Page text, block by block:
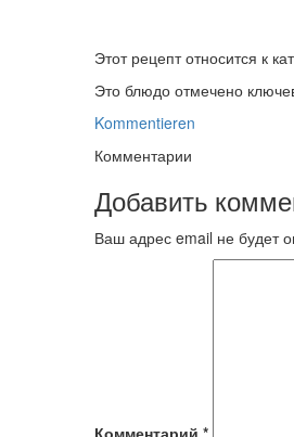
Этот рецепт относится к
Это блюдо отмечено
Kommentieren
Комментарии
Добавить
Ваш адрес email не будет